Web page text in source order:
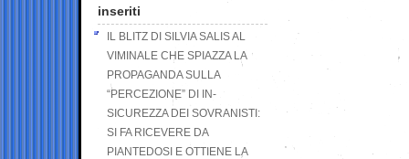
inseriti
IL BLITZ DI SILVIA SALIS AL
VIMINALE CHE SPIAZZA LA
PROPAGANDA SULLA
“PERCEZIONE” DI IN-
SICUREZZA DEI SOVRANISTI:
SI FA RICEVERE DA
PIANTEDOSI E OTTIENE LA